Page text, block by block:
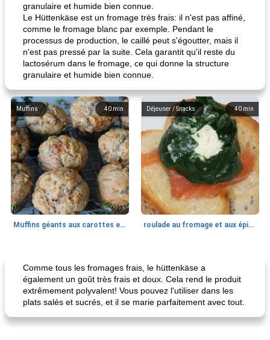
granulaire et humide bien connue.
Le Hüttenkäse est un fromage très frais: il n'est pas affiné,
comme le fromage blanc par exemple. Pendant le
processus de production, le caillé peut s'égoutter, mais il
n'est pas pressé par la suite. Cela garantit qu'il reste du
lactosérum dans le fromage, ce qui donne la structure
granulaire et humide bien connue.
40 min
Muffins
Muffins géants aux carottes et à la banane de Nif
40 min
Déjeuner / Snacks
roulade au fromage et aux épinards
astuces
Comme tous les fromages frais, le hüttenkäse a
également un goût très frais et doux. Cela rend le produit
extrêmement polyvalent! Vous pouvez l'utiliser dans les
plats salés et sucrés, et il se marie parfaitement avec tout.